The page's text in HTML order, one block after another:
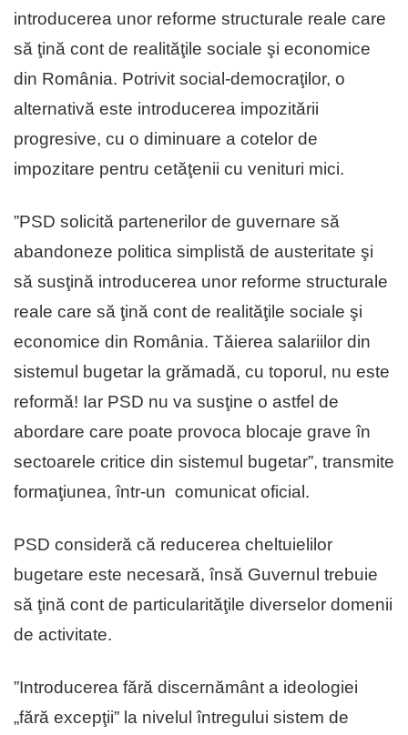
introducerea unor reforme structurale reale care
să ţină cont de realităţile sociale şi economice
din România. Potrivit social-democraţilor, o
alternativă este introducerea impozitării
progresive, cu o diminuare a cotelor de
impozitare pentru cetăţenii cu venituri mici.
”PSD solicită partenerilor de guvernare să
abandoneze politica simplistă de austeritate şi
să susţină introducerea unor reforme structurale
reale care să ţină cont de realităţile sociale şi
economice din România. Tăierea salariilor din
sistemul bugetar la grămadă, cu toporul, nu este
reformă! Iar PSD nu va susţine o astfel de
abordare care poate provoca blocaje grave în
sectoarele critice din sistemul bugetar”, transmite
formaţiunea, într-un comunicat oficial.
PSD consideră că reducerea cheltuielilor
bugetare este necesară, însă Guvernul trebuie
să ţină cont de particularităţile diverselor domenii
de activitate.
”Introducerea fără discernământ a ideologiei
„fără excepţii” la nivelul întregului sistem de